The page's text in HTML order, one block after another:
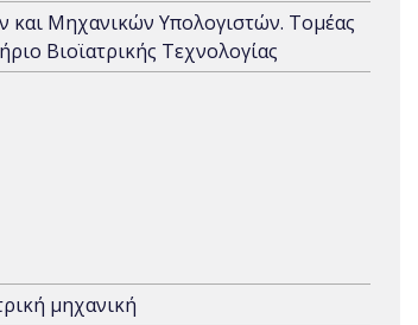
Μηχανικών Υπολογιστών. Τομέας
Βιοϊατρικής Τεχνολογίας
μηχανική